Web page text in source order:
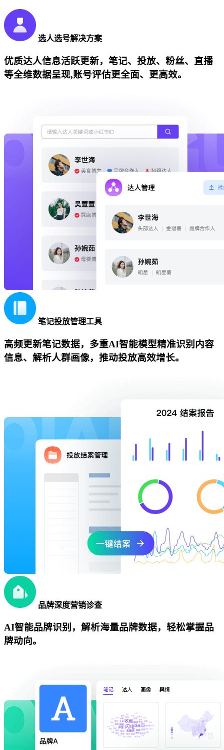
选人选号解决方案
优质达人信息活跃更新，笔记、投放、粉丝、直播
等全维数据呈现,账号评估更全面、更高效。
笔记投放管理工具
高频更新笔记数据，多重AI智能模型精准识别内容
信息、解析人群画像，推动投放高效增长。
品牌深度营销诊查
AI智能品牌识别，解析海量品牌数据，轻松掌握品
牌动向。